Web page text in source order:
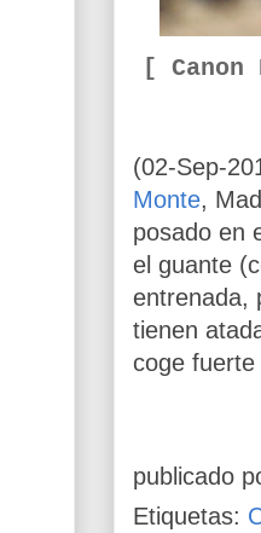
[ Canon
(02-Sep-
Monte,
posado en
el guante
entrenada,
tienen
coge
publicado
Etiquetas: